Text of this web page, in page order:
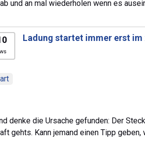
und an mal wiederholen wenn es
Ladung startet immer erst im
denke die Ursache gefunden: Der
gehts. Kann jemand einen Tipp